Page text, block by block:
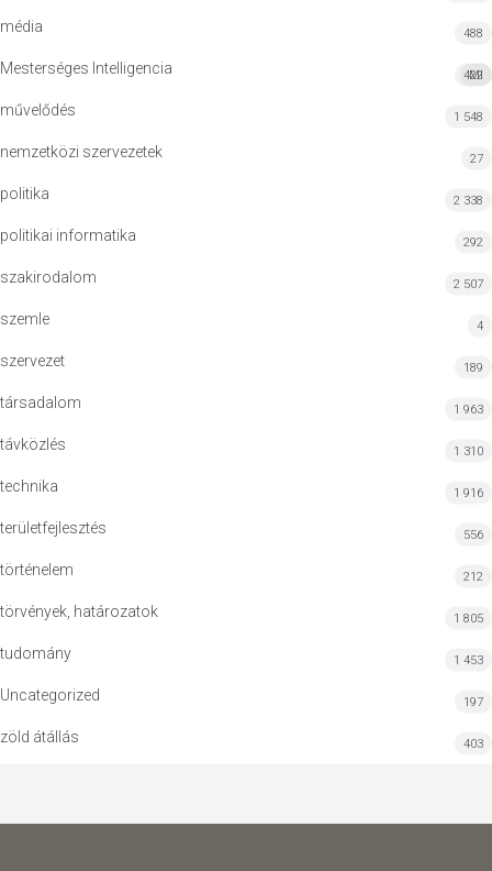
média 488
Mesterséges Intelligencia MI
422
művelődés 1 548
nemzetközi szervezetek 27
politika 2 338
politikai informatika 292
szakirodalom 2 507
szemle 4
szervezet 189
társadalom 1 963
távközlés 1 310
technika 1 916
területfejlesztés 556
történelem 212
törvények, határozatok 1 805
tudomány 1 453
Uncategorized 197
zöld átállás 403